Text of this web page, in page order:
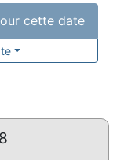
cette date